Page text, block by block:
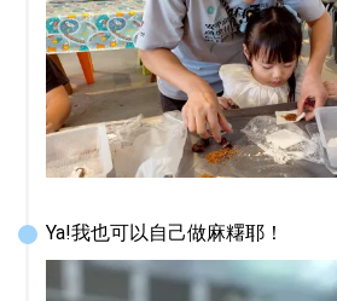
Ya!我也可以自己做麻糬耶！